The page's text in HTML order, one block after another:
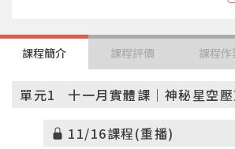
課程簡介 課程評價 課程作
單元1 十一月實體課｜神秘星空
11/16課程(重播)